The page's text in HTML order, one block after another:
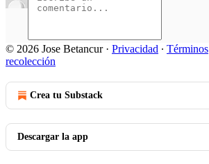
© 2026 Jose Betancur· Privacidad ∙ Términos
recolección
Crea tu Substack
Descargar la app